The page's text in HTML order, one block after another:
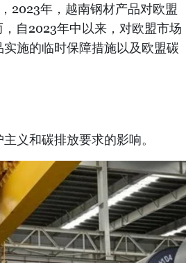
2023年，越南钢材产品对欧盟
自2023年中以来，对欧盟市场
施的临时保障措施以及欧盟碳
义和碳排放要求的影响。